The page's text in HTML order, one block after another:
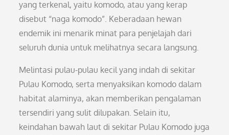
yang terkenal, yaitu komodo, atau yang kerap
disebut “naga komodo”. Keberadaan hewan
endemik ini menarik minat para penjelajah dari
seluruh dunia untuk melihatnya secara langsung.
Melintasi pulau-pulau kecil yang indah di sekitar
Pulau Komodo, serta menyaksikan komodo dalam
habitat alaminya, akan memberikan pengalaman
tersendiri yang sulit dilupakan. Selain itu,
keindahan bawah laut di sekitar Pulau Komodo juga